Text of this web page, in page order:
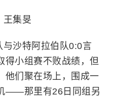
集旻
沙特阿拉伯队0:0言
得小组赛不败战绩，但
他们聚在场上，围成一
——那里有26日同组另